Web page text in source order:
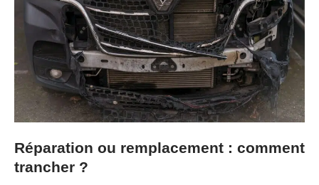
Réparation ou remplacement : comment
trancher ?